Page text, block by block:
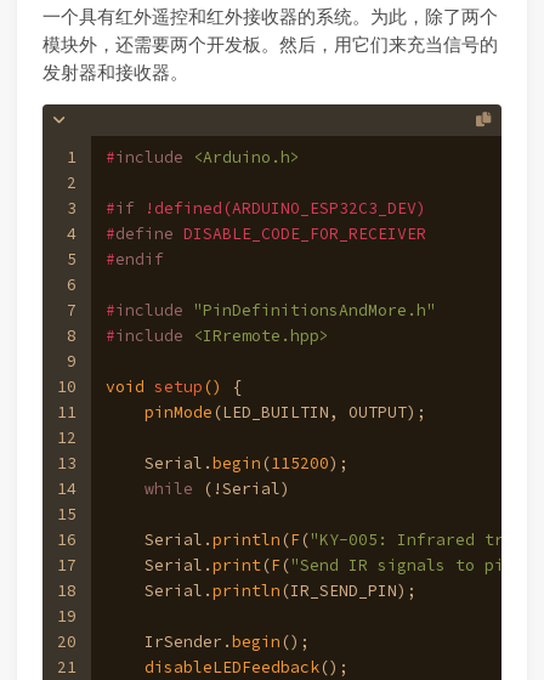
一个具有红外遥控和红外接收器的系统。为此，除了两个
模块外，还需要两个开发板。然后，用它们来充当信号的
发射器和接收器。
1
2
3
4
5
6
7
8
9
10
11
12
13
14
15
16
17
18
19
20
21
#include <Arduino.h>
#if !defined(ARDUINO_ESP32C3_DEV)
#define DISABLE_CODE_FOR_RECEIVER
#endif
#include
"PinDefinitionsAndMore.h"
#include <IRremote.hpp>
void setup ()
{
pinMode (LED_BUILTIN, OUTPUT);
    Serial.
begin (115200);
while (!Serial)
    Serial.
println (F("KY-005: Infrared
    Serial.
print(F("Send IR signals to pin "
    Serial.
println (IR_SEND_PIN);
    IrSender.
begin ();
disableLEDFeedback();